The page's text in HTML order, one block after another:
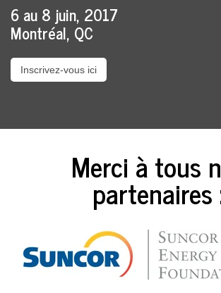
6 au 8 juin, 2017
Montréal, QC
Inscrivez-vous ici
Merci à tous
partenaires